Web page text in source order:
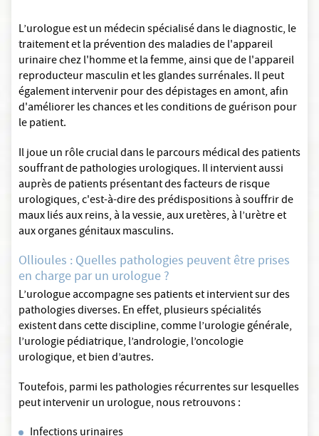
L’urologue est un médecin spécialisé dans le diagnostic, le
traitement et la prévention des maladies de l'appareil
urinaire chez l'homme et la femme, ainsi que de l'appareil
reproducteur masculin et les glandes surrénales. Il peut
également intervenir pour des dépistages en amont, afin
d'améliorer les chances et les conditions de guérison pour
le patient.
Il joue un rôle crucial dans le parcours médical des patients
souffrant de pathologies urologiques. Il intervient aussi
auprès de patients présentant des facteurs de risque
urologiques, c'est-à-dire des prédispositions à souffrir de
maux liés aux reins, à la vessie, aux uretères, à l’urètre et
aux organes génitaux masculins.
Ollioules : Quelles pathologies peuvent être prises
en charge par un urologue ?
L’urologue accompagne ses patients et intervient sur des
pathologies diverses. En effet, plusieurs spécialités
existent dans cette discipline, comme l’urologie générale,
l’urologie pédiatrique, l’andrologie, l’oncologie
urologique, et bien d’autres.
Toutefois, parmi les pathologies récurrentes sur lesquelles
peut intervenir un urologue, nous retrouvons :